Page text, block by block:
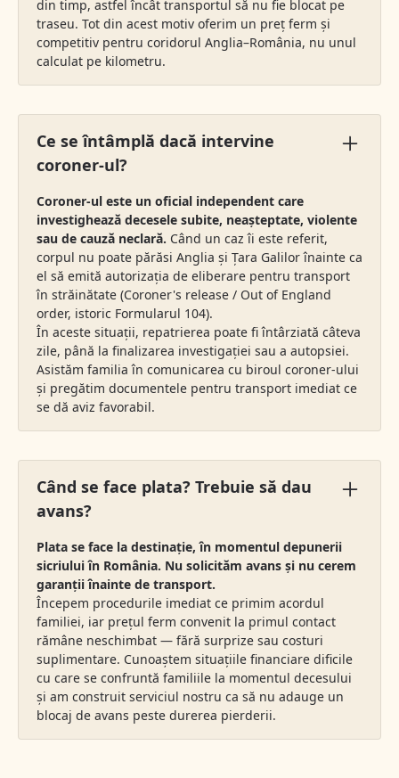
din timp, astfel încât transportul să nu fie blocat pe
traseu. Tot din acest motiv oferim un preț ferm și
competitiv pentru coridorul Anglia–România, nu unul
calculat pe kilometru.
Ce se întâmplă dacă intervine
coroner-ul?
Coroner-ul este un oficial independent care
investighează decesele subite, neașteptate, violente
sau de cauză neclară. Când un caz îi este referit,
corpul nu poate părăsi Anglia și Țara Galilor înainte ca
el să emită autorizația de eliberare pentru transport
în străinătate (Coroner's release / Out of England
order, istoric Formularul 104).
În aceste situații, repatrierea poate fi întârziată câteva
zile, până la finalizarea investigației sau a autopsiei.
Asistăm familia în comunicarea cu biroul coroner-ului
și pregătim documentele pentru transport imediat ce
se dă aviz favorabil.
Când se face plata? Trebuie să dau
avans?
Plata se face la destinație, în momentul depunerii
sicriului în România. Nu solicităm avans și nu cerem
garanții înainte de transport.
Începem procedurile imediat ce primim acordul
familiei, iar prețul ferm convenit la primul contact
rămâne neschimbat — fără surprize sau costuri
suplimentare. Cunoaștem situațiile financiare dificile
cu care se confruntă familiile la momentul decesului
și am construit serviciul nostru ca să nu adauge un
blocaj de avans peste durerea pierderii.